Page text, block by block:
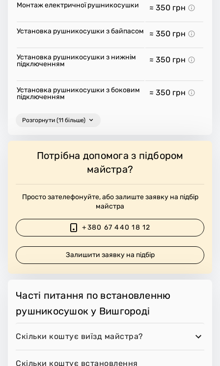
Монтаж електричної рушникосушки ≈ 350 грн
Установка рушникосушки з байпасом ≈ 350 грн
Установка рушникосушки з нижнім
підключенням
≈ 350 грн
Установка рушникосушки з боковим
підключенням
≈ 350 грн
Розгорнути (11 більше)
Потрібна допомога з підбором
майстра?
Просто зателефонуйте, або залиште заявку на підбір
майстра
+380 67 440 18 12
Залишити заявку на підбір
Часті питання по встановленню
рушникосушок у Вишгороді
Скільки коштує виїзд майстра?
Скільки коштує встановлення